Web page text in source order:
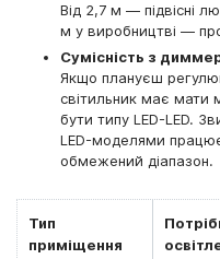
Від 2,7 м — підвісні
м у виробництві —
Сумісність з
Якщо плануєш
світильник має
бути типу LED-LED.
LED-моделями
обмежений діапазон.
Тип
приміщення